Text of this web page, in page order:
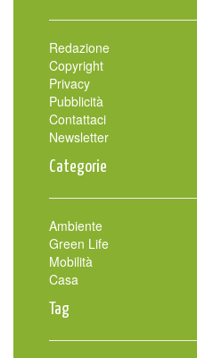
Redazione
Copyright
Privacy
Pubblicità
Contattaci
Newsletter
Categorie
Ambiente
Green Life
Mobilità
Casa
Tag